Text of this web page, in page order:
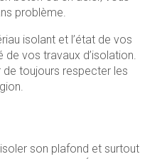
problème.
isolant et l’état de vos
vos travaux d’isolation.
de toujours respecter les
son plafond et surtout